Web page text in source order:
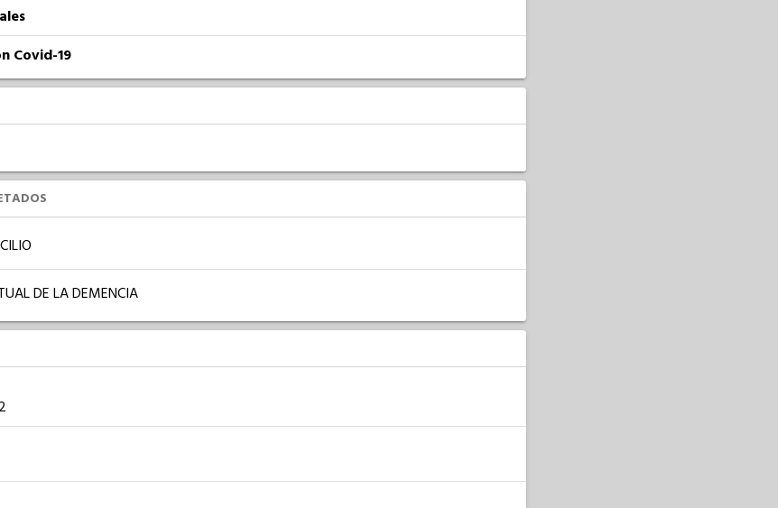
Covid-19
DE LA DEMENCIA